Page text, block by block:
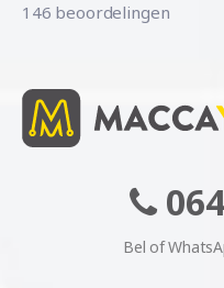
146 beoordelingen
Bel of